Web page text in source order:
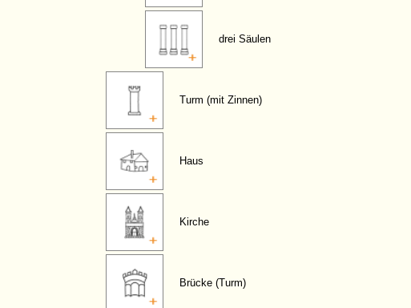
drei Säulen
Turm (mit Zinnen)
Haus
Kirche
Brücke (Turm)